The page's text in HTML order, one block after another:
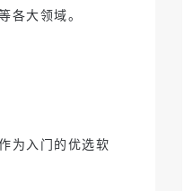
各大领域。
为入门的优选软